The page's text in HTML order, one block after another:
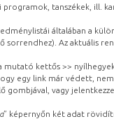
tanszékek, ill.
általában a
sorrendhez). Az aktuális
mutató kettős >>
egy link már védett,
gombjával, vagy
” képernyőn két adat